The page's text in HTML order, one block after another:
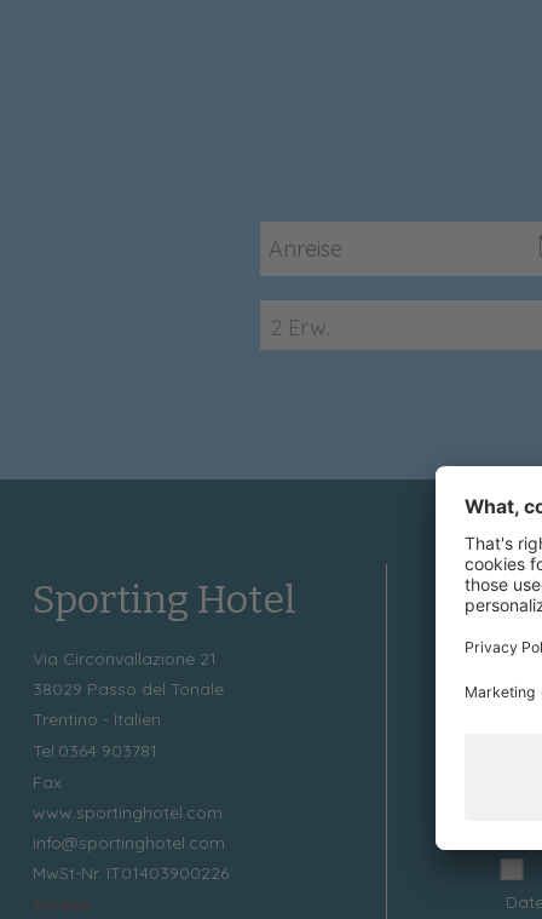
2 Erw.
Sporting Hotel
Via Circonvallazione 21
38029 Passo del Tonale
Trentino - Italien
Tel.0364 903781
Fax
www.sportinghotel.com
info@sportinghotel.com
MwSt-Nr. IT01403900226
Anreise